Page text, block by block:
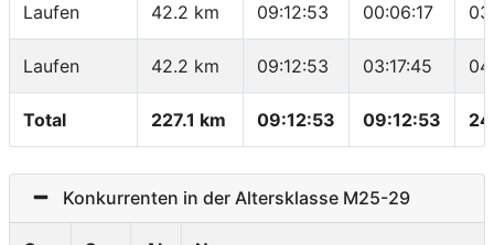
Laufen 42.2 km 09:12:53 00:06:17
Laufen 42.2 km 09:12:53 03:17:45
Total 227.1 km 09:12:53 09:12:53
Konkurrenten in der Altersklasse M25-29